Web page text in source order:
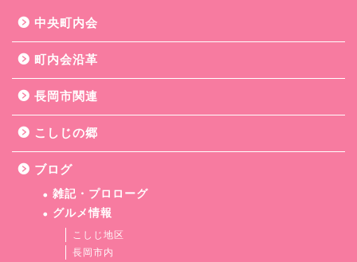
中央町内会
町内会沿革
長岡市関連
こしじの郷
ブログ
雑記・プロローグ
グルメ情報
こしじ地区
長岡市内